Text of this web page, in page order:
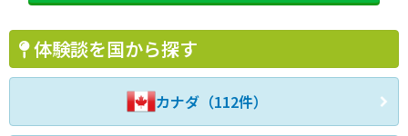
体験談を国から探す
カナダ（112件）